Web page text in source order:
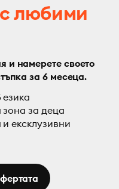
любими
и намерете своето
за 6 месеца.
за деца
ексклузивни